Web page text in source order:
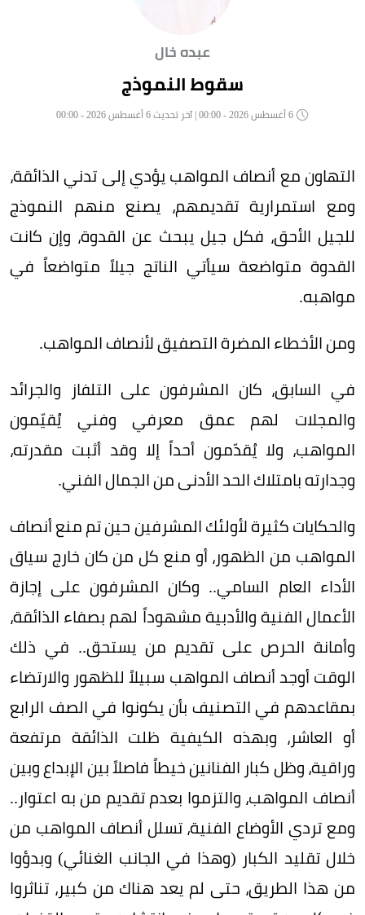
عبده خال
سقوط النموذج
التهاون مع أنصاف المواهب يؤدي إلى تدني الذائقة،
ومع استمرارية تقديمهم، يصنع منهم النموذج
للجيل الأحق، فكل جيل يبحث عن القدوة، وإن كانت
القدوة متواضعة سيأتي الناتج جيلاً متواضعاً في
مواهبه.
ومن الأخطاء المضرة التصفيق لأنصاف المواهب.
في السابق، كان المشرفون على التلفاز والجرائد
والمجلات لهم عمق معرفي وفني يُقيّمون
المواهب، ولا يُقدّمون أحداً إلا وقد أثبت مقدرته،
وجدارته بامتلاك الحد الأدنى من الجمال الفني.
والحكايات كثيرة لأولئك المشرفين حين تم منع أنصاف
المواهب من الظهور، أو منع كل من كان خارج سياق
الأداء العام السامي.. وكان المشرفون على إجازة
الأعمال الفنية والأدبية مشهوداً لهم بصفاء الذائقة،
وأمانة الحرص على تقديم من يستحق.. في ذلك
الوقت أوجد أنصاف المواهب سبيلاً للظهور والارتضاء
بمقاعدهم في التصنيف بأن يكونوا في الصف الرابع
أو العاشر، وبهذه الكيفية ظلت الذائقة مرتفعة
وراقية، وظل كبار الفنانين خيطاً فاصلاً بين الإبداع وبين
أنصاف المواهب، والتزموا بعدم تقديم من به اعتوار..
ومع تردي الأوضاع الفنية، تسلل أنصاف المواهب من
خلال تقليد الكبار (وهذا في الجانب الغنائي) وبدؤوا
من هذا الطريق، حتى لم يعد هناك من كبير، تناثروا